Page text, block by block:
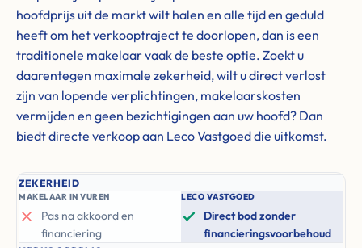
hoofdprijs uit de markt wilt halen en alle tijd en geduld
heeft om het verkooptraject te doorlopen, dan is een
traditionele makelaar vaak de beste optie. Zoekt u
daarentegen maximale zekerheid, wilt u direct verlost
zijn van lopende verplichtingen, makelaarskosten
vermijden en geen bezichtigingen aan uw hoofd? Dan
biedt directe verkoop aan Leco Vastgoed die uitkomst.
ZEKERHEID
MAKELAAR IN VUREN
Pas na akkoord en
financiering
LECO VASTGOED
Direct bod zonder
financieringsvoorbehoud